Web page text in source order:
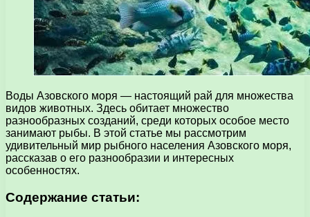
Воды Азовского моря — настоящий рай для множества
видов животных. Здесь обитает множество
разнообразных созданий, среди которых особое место
занимают рыбы. В этой статье мы рассмотрим
удивительный мир рыбного населения Азовского моря,
рассказав о его разнообразии и интересных
особенностях.
Содержание статьи: